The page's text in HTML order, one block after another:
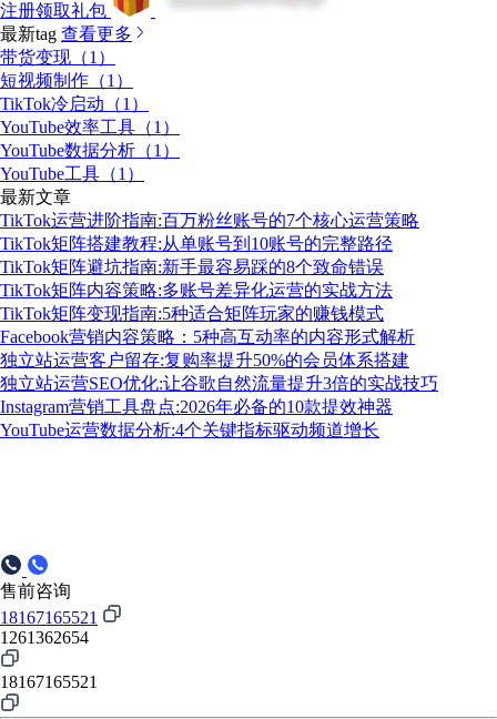
注册领取礼包
最新tag 查看更多
带货变现（1）
短视频制作（1）
TikTok冷启动（1）
YouTube效率工具（1）
YouTube数据分析（1）
YouTube工具（1）
最新文章
TikTok运营进阶指南:百万粉丝账号的7个核心运营策略
TikTok矩阵搭建教程:从单账号到10账号的完整路径
TikTok矩阵避坑指南:新手最容易踩的8个致命错误
TikTok矩阵内容策略:多账号差异化运营的实战方法
TikTok矩阵变现指南:5种适合矩阵玩家的赚钱模式
Facebook营销内容策略：5种高互动率的内容形式解析
独立站运营客户留存:复购率提升50%的会员体系搭建
独立站运营SEO优化:让谷歌自然流量提升3倍的实战技巧
Instagram营销工具盘点:2026年必备的10款提效神器
YouTube运营数据分析:4个关键指标驱动频道增长
售前咨询
18167165521
1261362654
18167165521